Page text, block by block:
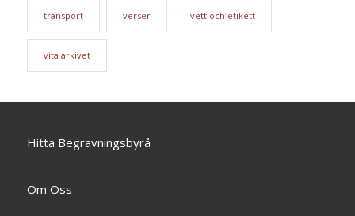
transport verser vett och etikett
vita arkivet
Hitta Begravningsbyrå
Om Oss